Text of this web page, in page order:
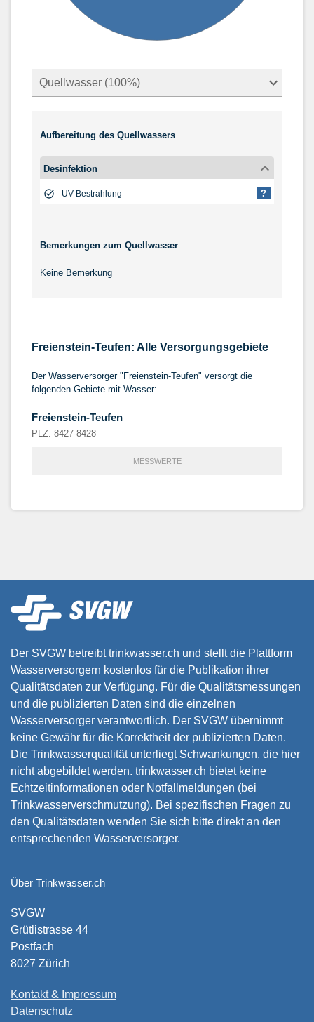
Aufbereitung des Quellwassers
Desinfektion
UV-Bestrahlung ?
Bemerkungen zum Quellwasser
Keine Bemerkung
Freienstein-Teufen: Alle Versorgungsgebiete
Der Wasserversorger "Freienstein-Teufen" versorgt die
folgenden Gebiete mit Wasser:
Freienstein-Teufen
PLZ: 8427-8428
MESSWERTE
Der SVGW betreibt trinkwasser.ch und stellt die Plattform
Wasserversorgern kostenlos für die Publikation ihrer
Qualitätsdaten zur Verfügung. Für die Qualitätsmessungen
und die publizierten Daten sind die einzelnen
Wasserversorger verantwortlich. Der SVGW übernimmt
keine Gewähr für die Korrektheit der publizierten Daten.
Die Trinkwasserqualität unterliegt Schwankungen, die hier
nicht abgebildet werden. trinkwasser.ch bietet keine
Echtzeitinformationen oder Notfallmeldungen (bei
Trinkwasserverschmutzung). Bei spezifischen Fragen zu
den Qualitätsdaten wenden Sie sich bitte direkt an den
entsprechenden Wasserversorger.
Über Trinkwasser.ch
SVGW
Grütlistrasse 44
Postfach
8027 Zürich
Kontakt & Impressum
Datenschutz